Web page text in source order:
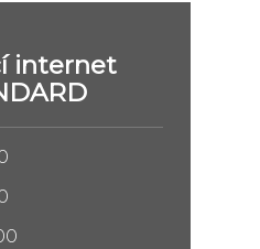
internet